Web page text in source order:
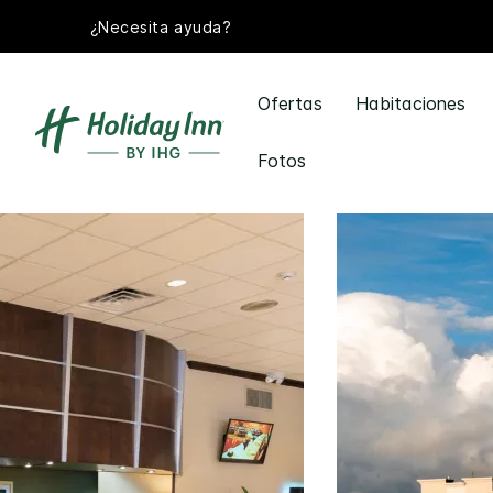
¿Necesita ayuda?
Ofertas Habitaciones
Fotos